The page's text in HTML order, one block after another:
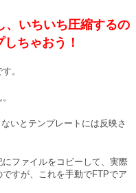
、いちいち圧縮するの
ちゃおう！
。
いとテンプレートには反映さ
ファイルをコピーして、実際
すが、これを手動でFTPでア